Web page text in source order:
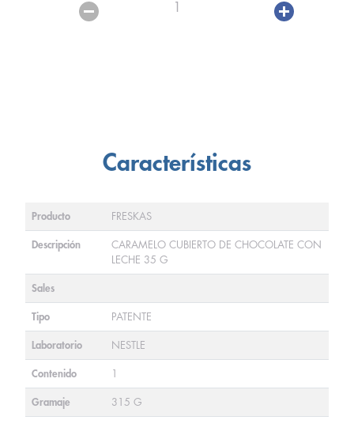
1
Características
Producto FRESKAS
Descripción
CARAMELO CUBIERTO DE CHOCOLATE CON
LECHE 35 G
Sales
Tipo PATENTE
Laboratorio NESTLE
Contenido 1
Gramaje 315 G